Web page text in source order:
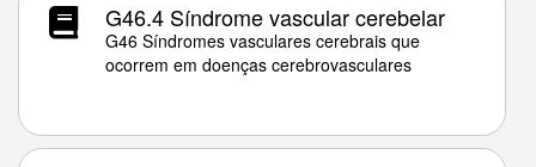
G46.4 Síndrome vascular cerebelar
G46 Síndromes vasculares cerebrais que
ocorrem em doenças cerebrovasculares